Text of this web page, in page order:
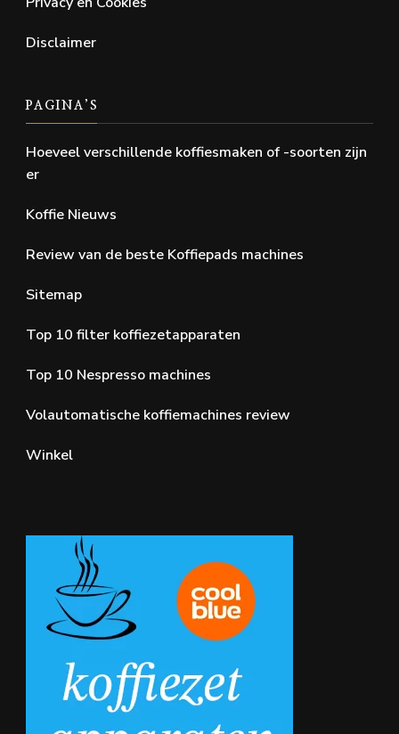
Disclaimer
PAGINA’S
Hoeveel verschillende koffiesmaken of -soorten zijn
er
Koffie Nieuws
Review van de beste Koffiepads machines
Sitemap
Top 10 filter koffiezetapparaten
Top 10 Nespresso machines
Volautomatische koffiemachines review
Winkel